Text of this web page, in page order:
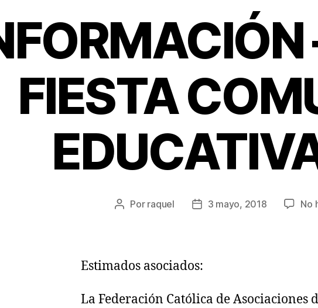
FIESTA
Autor
Por raquel
Fecha3 mayo, 2018 No
Estimados asociados:
La Federación Católica de Asociaciones